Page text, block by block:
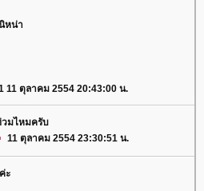
หน่า
11 ตุลาคม 2554 20:43:00 น.
มไหมครับ
11 ตุลาคม 2554 23:30:51 น.
ะ